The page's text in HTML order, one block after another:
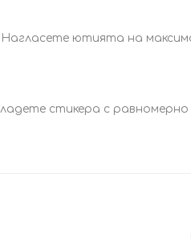
Нагласете ютията на
стикера с